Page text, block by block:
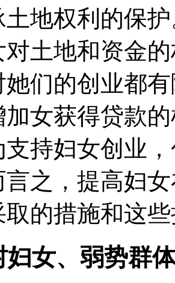
土地权利的保
对土地和资金
她们的创业都
加女获得贷款
支持妇女创业
言之，提高妇
取的措施和这
妇女、弱势群